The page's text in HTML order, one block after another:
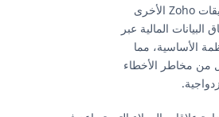
تطبيقات Zoho الأخرى
البيانات المالية عبر
الأساسية، مما
من مخاطر الأخطاء